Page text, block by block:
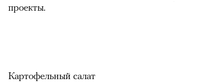
проекты.
Картофельный салат